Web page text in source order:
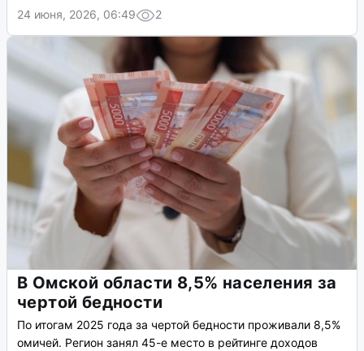
24 июня, 2026, 06:49 2
В Омской области 8,5% населения за
чертой бедности
По итогам 2025 года за чертой бедности проживали 8,5%
омичей. Регион занял 45-е место в рейтинге доходов